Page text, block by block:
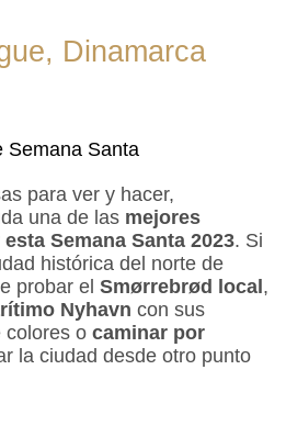
Dinamarca
para ver y hacer,
una de las mejores
Semana Santa 2023. Si
histórica del norte de
probar el Smørrebrød local,
Nyhavn con sus
colores o caminar por
la ciudad desde otro punto